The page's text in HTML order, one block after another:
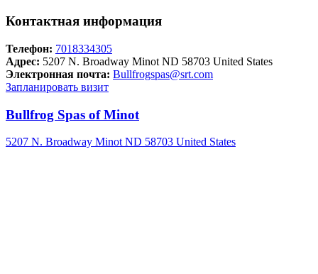
Контактная информация
Телефон: 7018334305
Адрес: 5207 N. Broadway Minot ND 58703 United States
Электронная почта: Bullfrogspas@srt.com
Запланировать визит
Bullfrog Spas of Minot
5207 N. Broadway Minot ND 58703 United States